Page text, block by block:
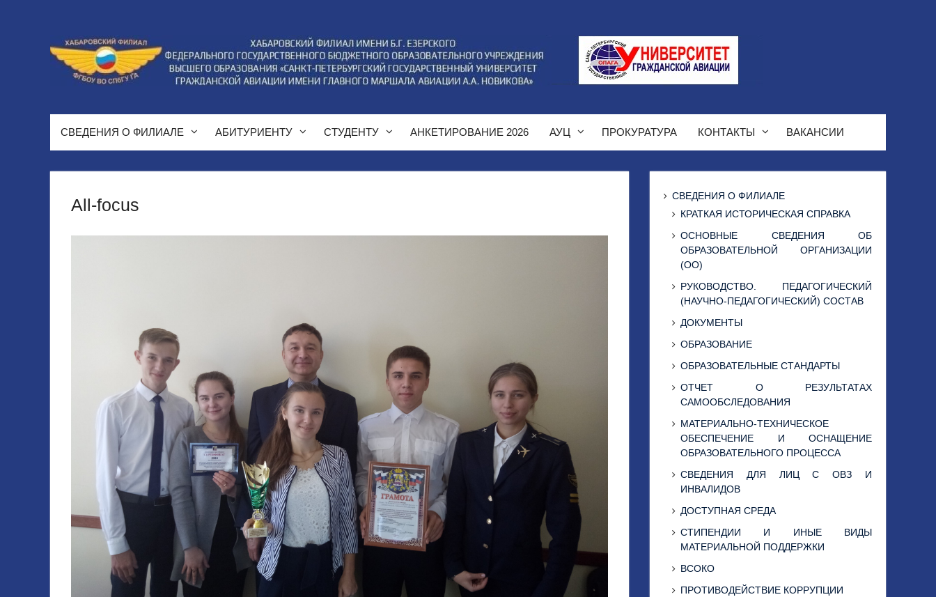
СВЕДЕНИЯ О ФИЛИАЛЕ АБИТУРИЕНТУ СТУДЕНТУ АНКЕТИРОВАНИЕ 2026 АУЦ ПРОКУРАТУРА КОНТАКТЫ ВАКАНСИИ
All-focus
СВЕДЕНИЯ О ФИЛИАЛЕ
КРАТКАЯ ИСТОРИЧЕСКАЯ СПРАВКА
ОСНОВНЫЕ СВЕДЕНИЯ ОБ
ОБРАЗОВАТЕЛЬНОЙ ОРГАНИЗАЦИИ
(ОО)
РУКОВОДСТВО. ПЕДАГОГИЧЕСКИЙ
(НАУЧНО-ПЕДАГОГИЧЕСКИЙ) СОСТАВ
ДОКУМЕНТЫ
ОБРАЗОВАНИЕ
ОБРАЗОВАТЕЛЬНЫЕ СТАНДАРТЫ
ОТЧЕТ О РЕЗУЛЬТАТАХ
САМООБСЛЕДОВАНИЯ
МАТЕРИАЛЬНО-ТЕХНИЧЕСКОЕ
ОБЕСПЕЧЕНИЕ И ОСНАЩЕНИЕ
ОБРАЗОВАТЕЛЬНОГО ПРОЦЕССА
СВЕДЕНИЯ ДЛЯ ЛИЦ С ОВЗ И
ИНВАЛИДОВ
ДОСТУПНАЯ СРЕДА
СТИПЕНДИИ И ИНЫЕ ВИДЫ
МАТЕРИАЛЬНОЙ ПОДДЕРЖКИ
ВСОКО
ПРОТИВОДЕЙСТВИЕ КОРРУПЦИИ